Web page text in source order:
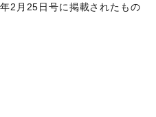
2月25日号に掲載されたもの